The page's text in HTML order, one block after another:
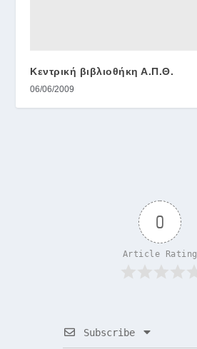
Κεντρική βιβλιοθήκη Α.Π.Θ.
06/06/2009
0
Article Rating
Subscribe